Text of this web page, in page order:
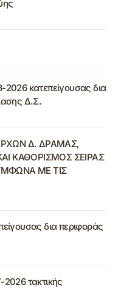
κατεπείγουσας δια
Δ.Σ.
Δ. ΔΡΑΜΑΣ,
ΚΑΘΟΡΙΣΜΟΣ ΣΕΙΡΑΣ
ΜΕ ΤΙΣ
δια περιφοράς
τακτικής